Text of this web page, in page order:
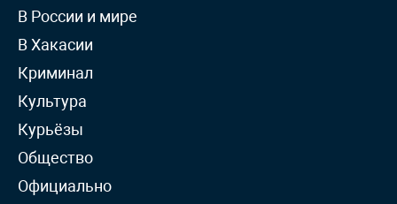
В России и мире
В Хакасии
Криминал
Культура
Курьёзы
Общество
Официально